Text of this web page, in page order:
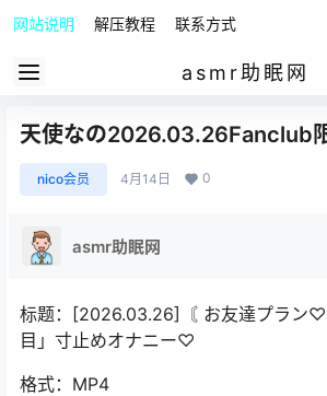
网站说明 解压教程 联系方式
asmr助眠网
天使なの2026.03.26Fanclub
nico会员 4月14日 0
asmr助眠网
标题：[2026.03.26]〘 お友達プラン♡
目」寸止めオナニー♡
格式：MP4